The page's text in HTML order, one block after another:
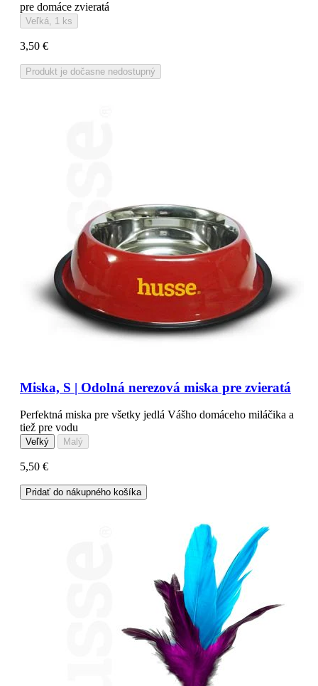
pre domáce zvieratá
Veľká, 1 ks
3,50 €
Produkt je dočasne nedostupný
Miska, S | Odolná nerezová miska pre zvieratá
Perfektná miska pre všetky jedlá Vášho domáceho miláčika a
tiež pre vodu
Veľký Malý
5,50 €
Pridať do nákupného košíka